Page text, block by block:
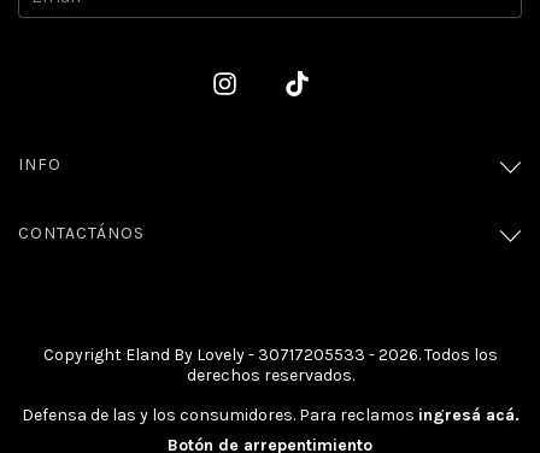
INFO
CONTACTÁNOS
Copyright Eland By Lovely - 30717205533 - 2026. Todos los
derechos reservados.
Defensa de las y los consumidores. Para reclamos ingresá acá.
Botón de arrepentimiento